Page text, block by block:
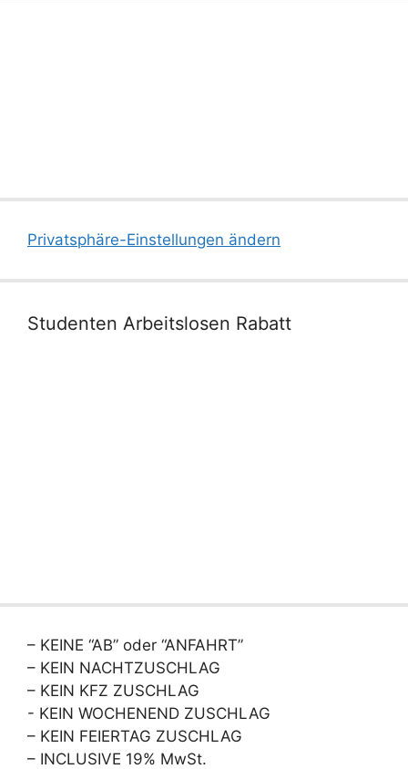
Privatsphäre-Einstellungen ändern
Studenten Arbeitslosen Rabatt
– KEINE “AB” oder “ANFAHRT”
– KEIN NACHTZUSCHLAG
– KEIN KFZ ZUSCHLAG
- KEIN WOCHENEND ZUSCHLAG
– KEIN FEIERTAG ZUSCHLAG
– INCLUSIVE 19% MwSt.